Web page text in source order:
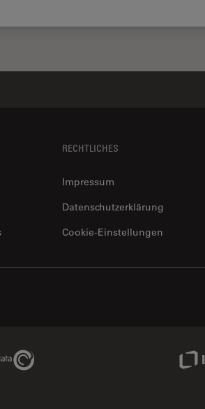
RECHTLICHES
Impressum
Datenschutzerklärung
Cookie-Einstellungen
Genedata Link